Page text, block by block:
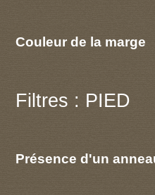
Couleur de la marge
Filtres : PIED
Présence d'un